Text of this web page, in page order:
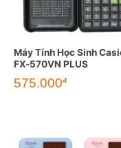
Máy Tính Học Sinh
FX-570VN PLUS
575.000đ